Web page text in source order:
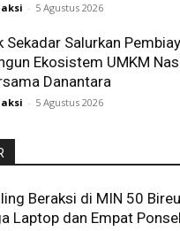
- 5 Agustus 2026
Sekadar Salurkan
Ekosistem UMKM
Danantara
- 5 Agustus 2026
Beraksi di MIN 50
Laptop dan Empat Ponsel